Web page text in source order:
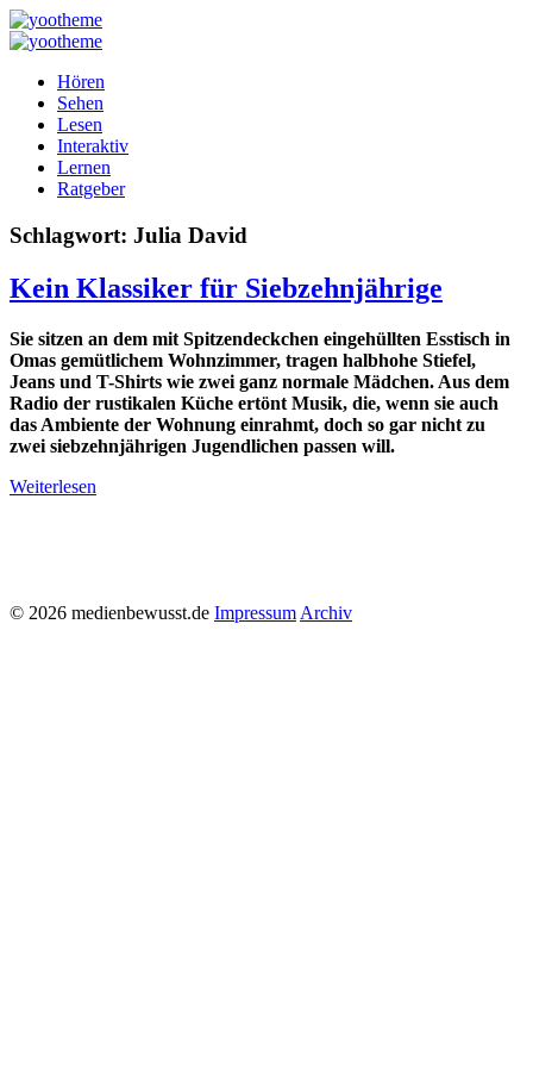
Hören
Sehen
Lesen
Interaktiv
Lernen
Ratgeber
Schlagwort: Julia David
Kein Klassiker für Siebzehnjährige
Sie sitzen an dem mit Spitzendeckchen eingehüllten Esstisch in
Omas gemütlichem Wohnzimmer, tragen halbhohe Stiefel,
Jeans und T-Shirts wie zwei ganz normale Mädchen. Aus dem
Radio der rustikalen Küche ertönt Musik, die, wenn sie auch
das Ambiente der Wohnung einrahmt, doch so gar nicht zu
zwei siebzehnjährigen Jugendlichen passen will.
Weiterlesen
© 2026 medienbewusst.de Impressum Archiv